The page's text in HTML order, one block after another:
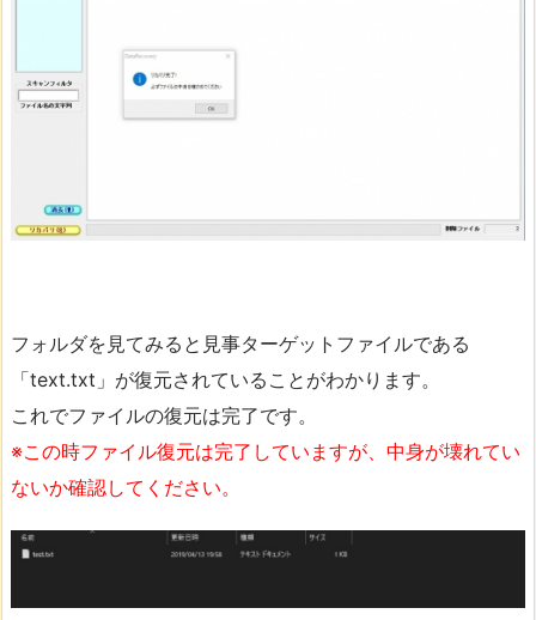
フォルダを見てみると見事ターゲットファイルである
「text.txt」が復元されていることがわかります。
これでファイルの復元は完了です。
※この時ファイル復元は完了していますが、中身が壊れてい
ないか確認してください。